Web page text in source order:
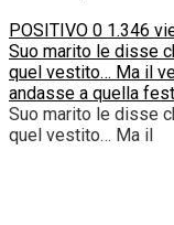
POSITIVO 0 1.346
Suo marito le disse
quel vestito… Ma il
andasse a quella
Suo marito le disse
quel vestito… Ma il